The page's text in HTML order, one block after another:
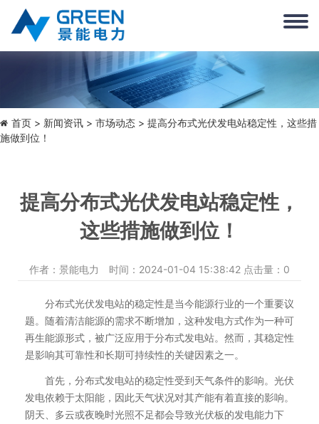
首页 新闻资讯 市场动态> 提高分布式光伏发电站稳定性，这些措
施做到位！
提高分布式光伏发电站稳定性，
这些措施做到位！
作者：景能电力 时间：2024-01-04 15:38:42 点击量： 0
分布式光伏发电站的稳定性是当今能源行业的一个重要议
题。随着清洁能源的需求不断增加，这种发电方式作为一种可
再生能源形式，被广泛应用于分布式发电站。然而，其稳定性
是影响其可靠性和长期可持续性的关键因素之一。
首先，分布式发电站的稳定性受到天气条件的影响。光伏
发电依赖于太阳能，因此天气状况对其产能有着直接的影响。
阴天、多云或夜晚时光照不足都会导致光伏板的发电能力下